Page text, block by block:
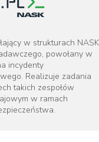
w strukturach NASK
powołany w
incydenty
Realizuje zadania
takich zespołów
w ramach